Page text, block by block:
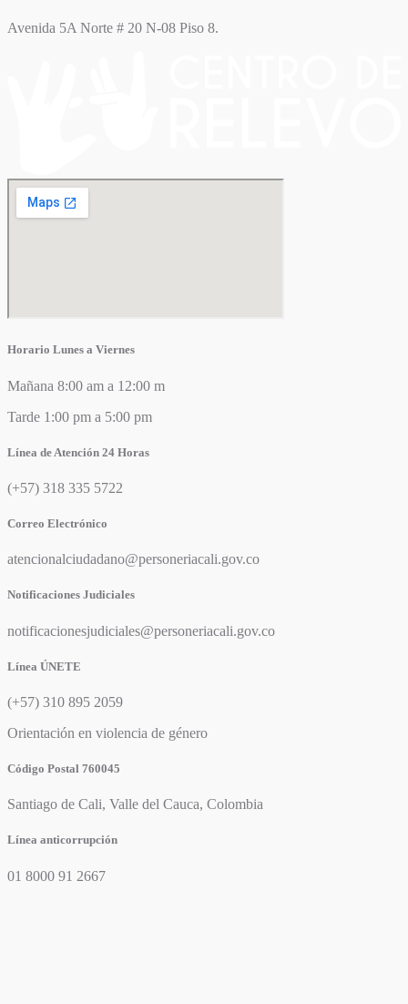
Avenida 5A Norte # 20 N-08 Piso 8.
Horario Lunes a Viernes
Mañana 8:00 am a 12:00 m
Tarde 1:00 pm a 5:00 pm
Línea de Atención 24 Horas
(+57) 318 335 5722
Correo Electrónico
atencionalciudadano@personeriacali.gov.co
Notificaciones Judiciales
notificacionesjudiciales@personeriacali.gov.co
Línea ÚNETE
(+57) 310 895 2059
Orientación en violencia de género
Código Postal 760045
Santiago de Cali, Valle del Cauca, Colombia
Línea anticorrupción
01 8000 91 2667